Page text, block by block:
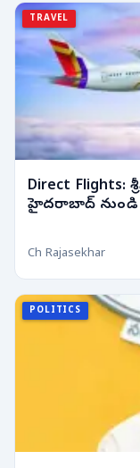
TRAVEL
Direct Flights:
హైదరాబాద్ నుండి
Ch Rajasekhar
POLITICS